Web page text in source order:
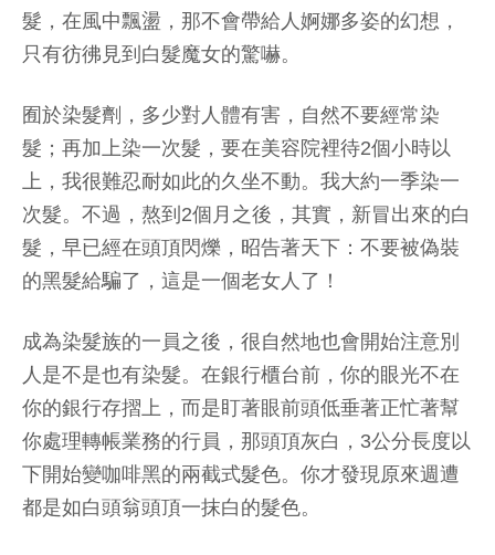
髮，在風中飄盪，那不會帶給人婀娜多姿的幻想，
只有彷彿見到白髮魔女的驚嚇。
囿於染髮劑，多少對人體有害，自然不要經常染
髮；再加上染一次髮，要在美容院裡待2個小時以
上，我很難忍耐如此的久坐不動。我大約一季染一
次髮。不過，熬到2個月之後，其實，新冒出來的白
髮，早已經在頭頂閃爍，昭告著天下：不要被偽裝
的黑髮給騙了，這是一個老女人了！
成為染髮族的一員之後，很自然地也會開始注意別
人是不是也有染髮。在銀行櫃台前，你的眼光不在
你的銀行存摺上，而是盯著眼前頭低垂著正忙著幫
你處理轉帳業務的行員，那頭頂灰白，3公分長度以
下開始變咖啡黑的兩截式髮色。你才發現原來週遭
都是如白頭翁頭頂一抹白的髮色。